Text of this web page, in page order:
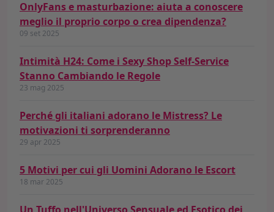
OnlyFans e masturbazione: aiuta a conoscere
meglio il proprio corpo o crea dipendenza?
09 set 2025
Intimità H24: Come i Sexy Shop Self-Service
Stanno Cambiando le Regole
23 mag 2025
Perché gli italiani adorano le Mistress? Le
motivazioni ti sorprenderanno
29 apr 2025
5 Motivi per cui gli Uomini Adorano le Escort
18 mar 2025